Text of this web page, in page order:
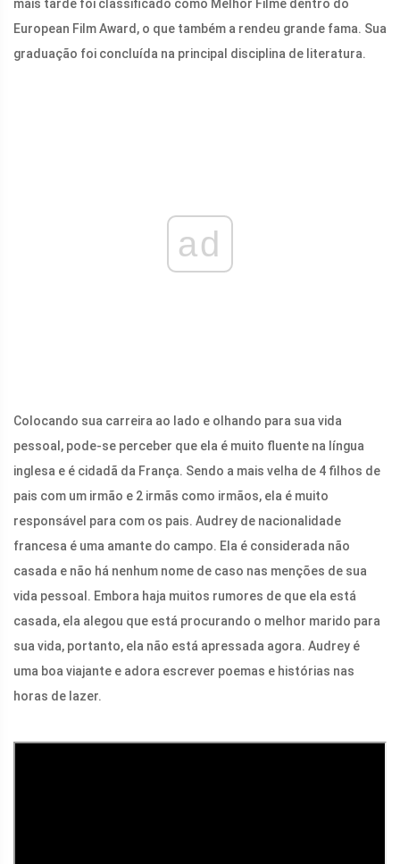
mais tarde foi classificado como Melhor Filme dentro do
European Film Award, o que também a rendeu grande fama. Sua
graduação foi concluída na principal disciplina de literatura.
ad
Colocando sua carreira ao lado e olhando para sua vida
pessoal, pode-se perceber que ela é muito fluente na língua
inglesa e é cidadã da França. Sendo a mais velha de 4 filhos de
pais com um irmão e 2 irmãs como irmãos, ela é muito
responsável para com os pais. Audrey de nacionalidade
francesa é uma amante do campo. Ela é considerada não
casada e não há nenhum nome de caso nas menções de sua
vida pessoal. Embora haja muitos rumores de que ela está
casada, ela alegou que está procurando o melhor marido para
sua vida, portanto, ela não está apressada agora. Audrey é
uma boa viajante e adora escrever poemas e histórias nas
horas de lazer.